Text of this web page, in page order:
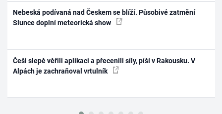
Nebeská podívaná nad Českem se blíží. Působivé zatmění
Slunce doplní meteorická show
Češi slepě věřili aplikaci a přecenili síly, píší v Rakousku. V
Alpách je zachraňoval vrtulník